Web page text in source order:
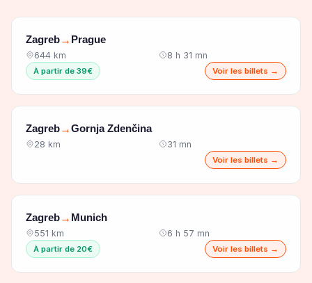
Zagreb→ Prague
644 km 8 h 31 mn
À partir de 39€ Voir les billets →
Zagreb→Gornja Zdenčina
28 km 31 mn
Voir les billets →
Zagreb→ Munich
551 km 6 h 57 mn
À partir de 20€ Voir les billets →